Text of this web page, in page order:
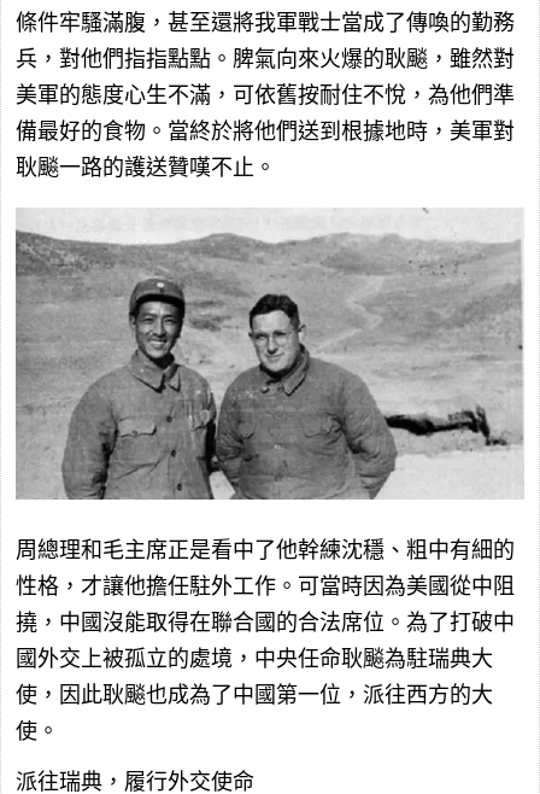
條件牢騷滿腹，甚至還將我軍戰士當成了傳喚的勤務
兵，對他們指指點點。脾氣向來火爆的耿飈，雖然對
美軍的態度心生不滿，可依舊按耐住不悅，為他們準
備最好的食物。當終於將他們送到根據地時，美軍對
耿飈一路的護送贊嘆不止。
周總理和毛主席正是看中了他幹練沈穩、粗中有細的
性格，才讓他擔任駐外工作。可當時因為美國從中阻
撓，中國沒能取得在聯合國的合法席位。為了打破中
國外交上被孤立的處境，中央任命耿飈為駐瑞典大
使，因此耿飈也成為了中國第一位，派往西方的大
使。
派往瑞典，履行外交使命